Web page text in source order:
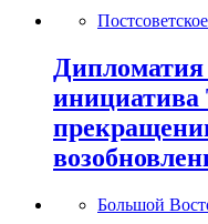
инициатива
Большой